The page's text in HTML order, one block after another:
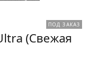
ПОД ЗАКАЗ
(Свежая